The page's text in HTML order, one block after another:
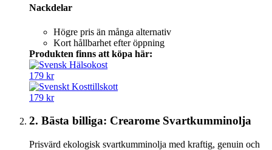
Nackdelar
Högre pris än många alternativ
Kort hållbarhet efter öppning
Produkten finns att köpa här:
179 kr
179 kr
2. Bästa billiga: Crearome Svartkumminolja
Prisvärd ekologisk svartkumminolja med kraftig, genuin och